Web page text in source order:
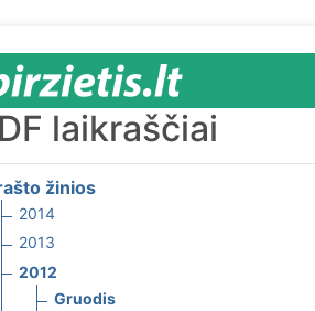
laikraščiai
žinios
2014
2013
2012
Gruodis